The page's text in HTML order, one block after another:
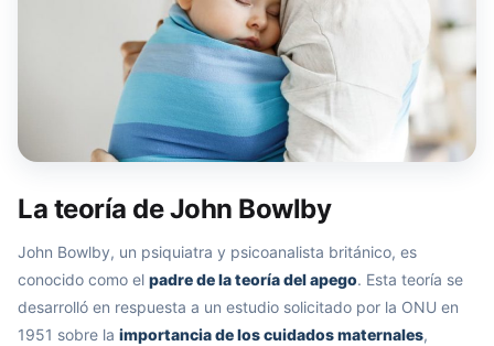
La teoría de John Bowlby
John Bowlby, un psiquiatra y psicoanalista británico, es
conocido como el padre de la teoría del apego. Esta teoría se
desarrolló en respuesta a un estudio solicitado por la ONU en
1951 sobre la importancia de los cuidados maternales,